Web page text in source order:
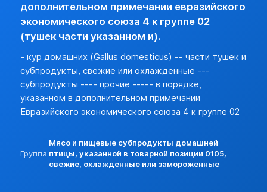
Разреш. прочие:
нет (базовая)
Прочие особености:
Запреты (другие страны): нет
Пошлина:
нет
Лицензирование:
нет (базовая)
Разреш. прочие:
нет (базовая)
Запреты (другие страны): нет
дополнительном примечании евразийского
экономического союза 4 к группе 02
(тушек части указанном и).
- кур домашних (Gallus domesticus) -- части тушек и
субпродукты, свежие или охлажденные ---
субпродукты ---- прочие ----- в порядке,
указанном в дополнительном примечании
Евразийского экономического союза 4 к группе 02
Группа:
Мясо и пищевые субпродукты домашней
птицы, указанной в товарной позиции 0105,
свежие, охлажденные или замороженные